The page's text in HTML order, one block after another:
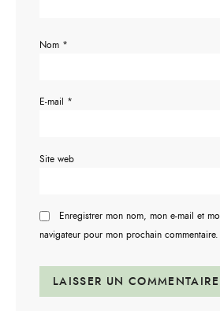
Nom *
E-mail *
Site web
Enregistrer mon nom, mon e-mail et
navigateur pour mon prochain commentaire.